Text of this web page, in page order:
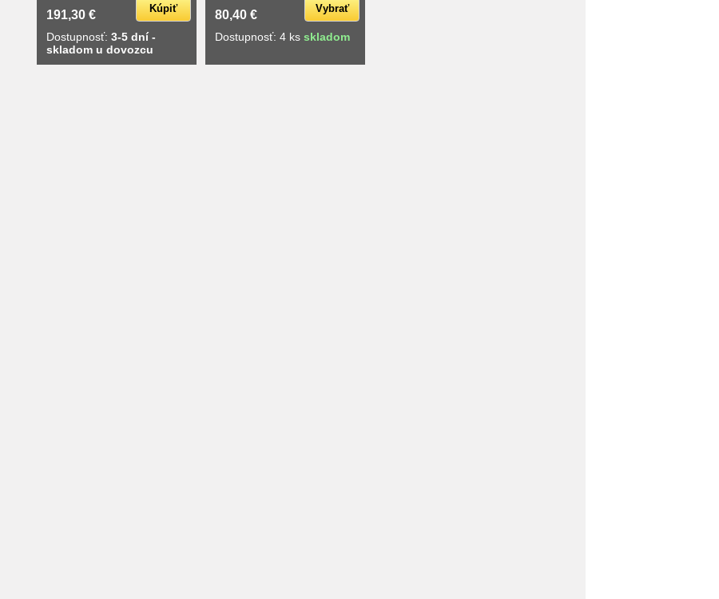
191,30 € Kúpiť
Dostupnosť: 3-5 dní -
skladom u dovozcu
80,40 € Vybrať
Dostupnosť: 4 ks skladom